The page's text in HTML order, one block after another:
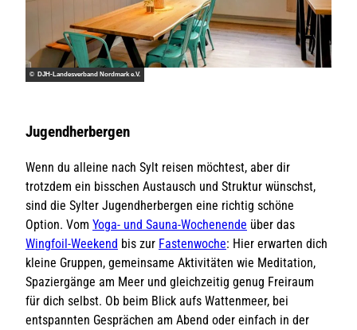
© DJH-Landesverband Nordmark e.V.
Jugendherbergen
Wenn du alleine nach Sylt reisen möchtest, aber dir
trotzdem ein bisschen Austausch und Struktur wünschst,
sind die Sylter Jugendherbergen eine richtig schöne
Option. Vom Yoga- und Sauna-Wochenende über das
Wingfoil-Weekend bis zur Fastenwoche: Hier erwarten dich
kleine Gruppen, gemeinsame Aktivitäten wie Meditation,
Spaziergänge am Meer und gleichzeitig genug Freiraum
für dich selbst. Ob beim Blick aufs Wattenmeer, bei
entspannten Gesprächen am Abend oder einfach in der